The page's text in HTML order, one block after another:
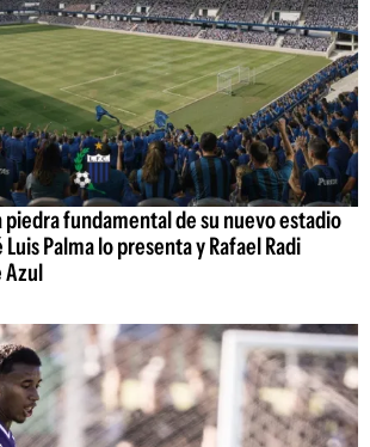
piedra fundamental de su nuevo estadio
Palma lo presenta y Rafael Radi
Azul